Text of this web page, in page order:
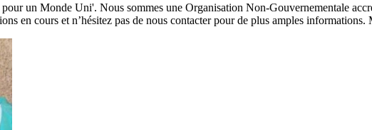
un Monde Uni'. Nous sommes une Organisation Non-Gouvernementale
en cours et n’hésitez pas de nous contacter pour de plus amples